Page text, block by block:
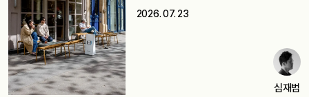
2026. 07. 23
심재범